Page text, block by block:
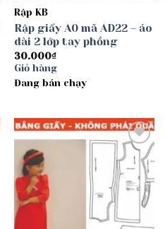
Rập KB
Rập giấy A0 mã AD22 – áo
dài 2 lớp tay phồng
30.000₫
Giỏ hàng
Đang bán chạy
Add to
wishlist